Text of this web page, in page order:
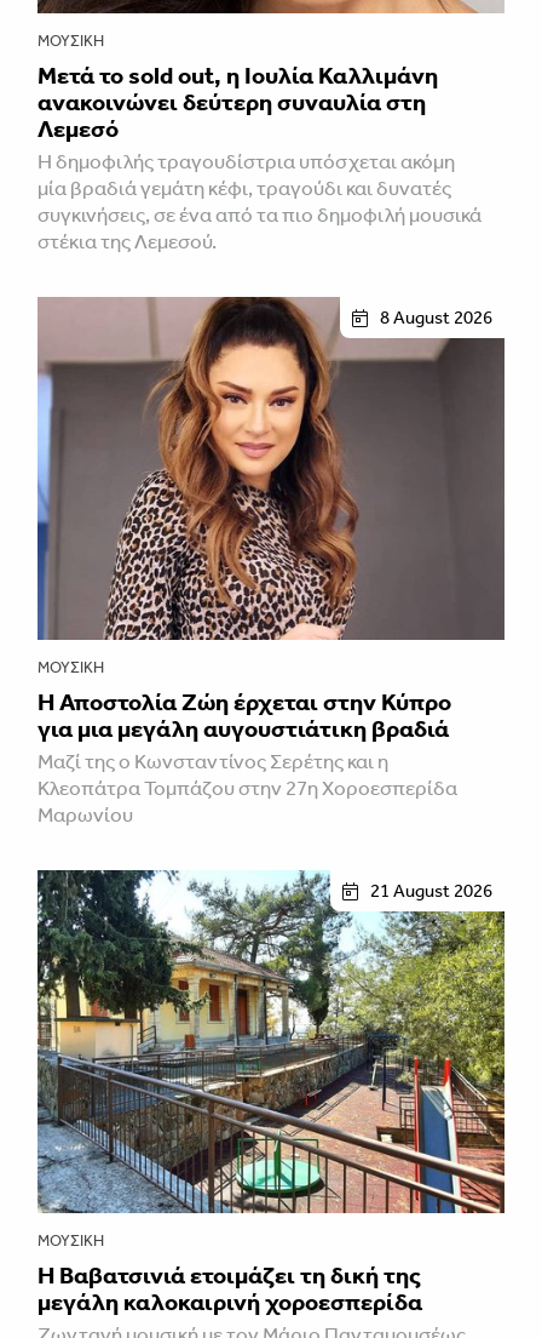
ΜΟΥΣΙΚΉ
Μετά το sold out, η Ιουλία Καλλιμάνη
ανακοινώνει δεύτερη συναυλία στη
Λεμεσό
H δημοφιλής τραγουδίστρια υπόσχεται ακόμη
μία βραδιά γεμάτη κέφι, τραγούδι και δυνατές
συγκινήσεις, σε ένα από τα πιο δημοφιλή μουσικά
στέκια της Λεμεσού.
8 August 2026
ΜΟΥΣΙΚΉ
Η Αποστολία Ζώη έρχεται στην Κύπρο
για μια μεγάλη αυγουστιάτικη βραδιά
Μαζί της ο Κωνσταντίνος Σερέτης και η
Κλεοπάτρα Τομπάζου στην 27η Χοροεσπερίδα
Μαρωνίου
21 August 2026
ΜΟΥΣΙΚΉ
Η Βαβατσινιά ετοιμάζει τη δική της
μεγάλη καλοκαιρινή χοροεσπερίδα